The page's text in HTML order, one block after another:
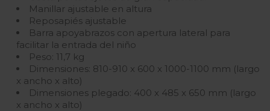
Manillar ajustable en altura
Reposapiés ajustable
Barra apoyabrazos con apertura lateral para
facilitar la entrada del niño
Peso: 11,7 kg
Dimensiones: 810-910 x 600 x 1000-1100 mm (largo
x ancho x alto)
Dimensiones plegado: 400 x 485 x 650 mm (largo
x ancho x alto)